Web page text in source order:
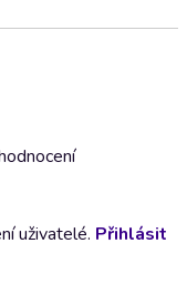
uživatelé. Přihlásit